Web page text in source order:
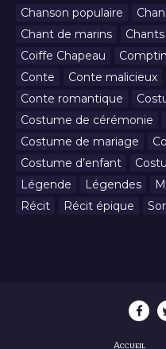
Chanson populaire
Chant de marins
Chants
Coiffe Chapeau
Conte
Conte malicieux
Conte romantique
Costume de cérémonie
Costume de mariage
Costume d’enfant
Légende
Légendes
Récit
Récit épique
Accueil